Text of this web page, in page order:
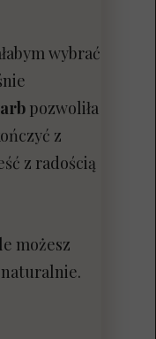
wybrać
pozwoliła
z
z radością
możesz